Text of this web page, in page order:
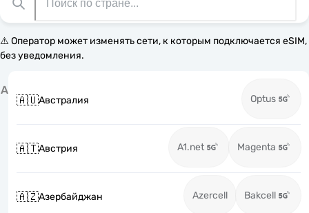
⚠️ Оператор может изменять сети, к которым подключается eSIM,
без уведомления.
А
🇦🇺Австралия Optus
🇦🇹Австрия A1.net Magenta
🇦🇿Азербайджан Azercell Bakcell